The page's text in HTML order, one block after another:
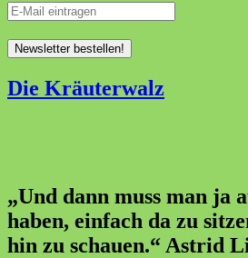
Die Kräuterwalz
„Und dann muss man ja
haben, einfach da zu
hin zu schauen.“ Astrid